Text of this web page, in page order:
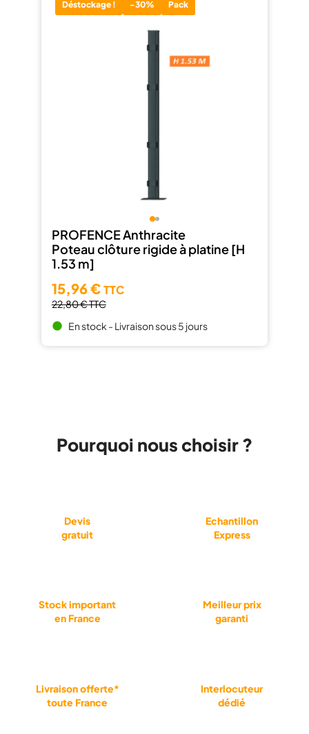
Déstockage ! -30% Pack
PROFENCE Anthracite
Poteau clôture rigide à platine [H
1.53 m]
15,96 €TTC
22,80 €TTC
brightness_1 En stock - Livraison sous 5 jours
Pourquoi nous choisir ?
Devis
gratuit
Echantillon
Express
Stock important
en France
Meilleur prix
garanti
Livraison offerte*
toute France
Interlocuteur
dédié